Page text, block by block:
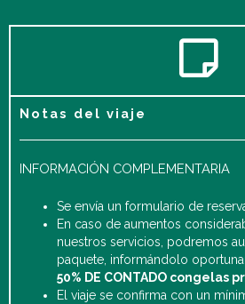
Notas del viaje
INFORMACIÓN COMPLEMENTARIA
Se envía un formulario de
En caso de aumentos
nuestros servicios, podremos
paquete, informándolo
50% DE CONTADO congelas
El viaje se confirma con un